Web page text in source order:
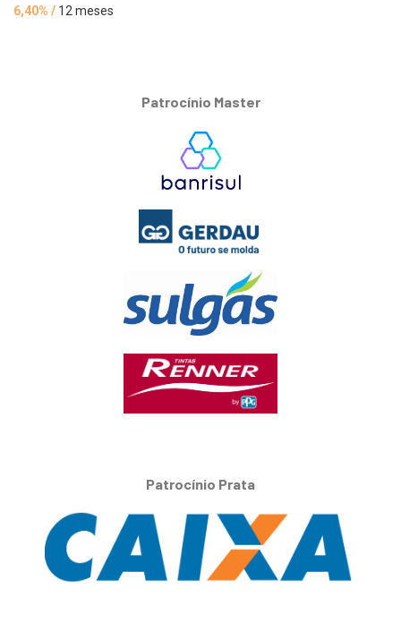
6,40% / 12 meses
Patrocínio Master
Patrocínio Prata